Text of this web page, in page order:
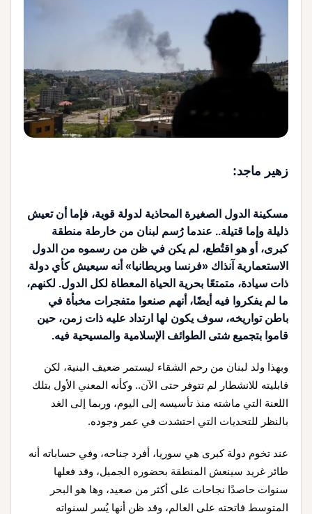
زهير ماجد:
مسكينة الدول الصغيرة المحاذية لدولة قوية، فإما أن تعيش
ذليلة وإما قتيلة.. عندما رُسم لبنان من خارطة منطقة
كبرى، أو هو اقتُطع، لم يكن في ظن من رسموه من الدول
الاستعمارية آنذاك «فرنسا وبريطانيا» أنه سيعيش كأي دولة
ذات سيادة، متمتعًا بحرية الحياة المعطاة لكل الدول. لكنهم،
ما لم يفكروا فيه أيضًا، أنهم صنعوا متفجرات مخبأة في
باطن تواريخه، سوف يكون لها ارتداد عليه ذات زمن، حين
قاموا بتجميع شتى الطوائف الإسلامية والمسيحية فيه.
وبهذا ولد لبنان من رحم الشقاء ليستمر ضعيف البنية، لكن
قابليته للانشطار لم تتوفر حتى الآن.. وكأنه المعني الأول بتلك
اللعنة التي ماشته منذ تأسيسه إلى اليوم، وربما إلى الغد
بالنظر للتحديات التي احتشدت في عمر وجوده.
عند تخوم دولة كبرى هي سوريا، أفرد جناحه، وفي حساباته أنه
طائر غريد سينعش المنطقة بحضوره الجميل، وقد فعلها
سنوات حاصدًا نجاحات على أكثر من صعيد، وها هو البحر
المتوسط فاتحته على العالم، وقد ظن أنها يُسر لسنواته